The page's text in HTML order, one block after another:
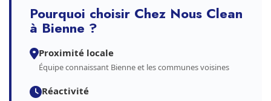
Pourquoi choisir Chez Nous Clean
à Bienne ?
Proximité locale
Équipe connaissant Bienne et les communes voisines
Réactivité